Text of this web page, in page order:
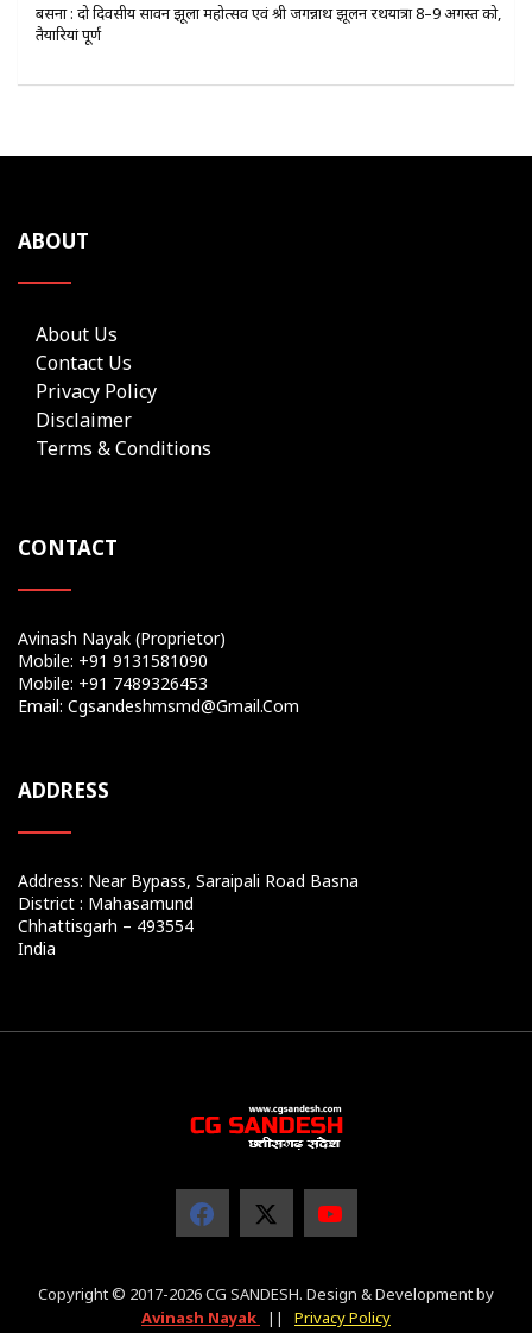
बसना : दो दिवसीय सावन झूला महोत्सव एवं श्री जगन्नाथ झूलन रथयात्रा 8–9 अगस्त को,
तैयारियां पूर्ण
ABOUT
About Us
Contact Us
Privacy Policy
Disclaimer
Terms & Conditions
CONTACT
Avinash Nayak (Proprietor)
Mobile: +91 9131581090
Mobile: +91 7489326453
Email: Cgsandeshmsmd@gmail.com
ADDRESS
Address: Near Bypass, Saraipali Road Basna
District : Mahasamund
Chhattisgarh – 493554
India
Copyright © 2017-2026 CG SANDESH. Design & Development by
Avinash Nayak
|| Privacy Policy